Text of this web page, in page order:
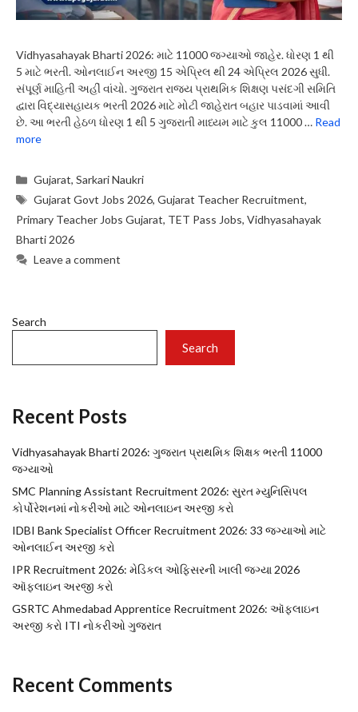
Vidhyasahayak Bharti 2026: માટે 11000 જગ્યાઓ જાહેર. ધોરણ 1 થી
5 માટે ભરતી. ઓનલાઈન અરજી 15 એપ્રિલ થી 24 એપ્રિલ 2026 સુધી.
સંપૂર્ણ માહિતી અહીં વાંચો. ગુજરાત રાજ્ય પ્રાથમિક શિક્ષણ પસંદગી સમિતિ
દ્વારા વિદ્યાસહાયક ભરતી 2026 માટે મોટી જાહેરાત બહાર પાડવામાં આવી
છે. આ ભરતી હેઠળ ધોરણ 1 થી 5 ગુજરાતી માધ્યમ માટે કુલ 11000 … Read
more
Categories
Gujarat,Sarkari Naukri
Tags
Gujarat Govt Jobs 2026,Gujarat Teacher Recruitment,
Primary Teacher Jobs Gujarat, TET Pass Jobs, Vidhyasahayak
Bharti 2026
Leave a comment
Search
Search
Recent Posts
Vidhyasahayak Bharti 2026: ગુજરાત પ્રાથમિક શિક્ષક ભરતી 11000
જગ્યાઓ
SMC Planning Assistant Recruitment 2026: સુરત મ્યુનિસિપલ
કોર્પોરેશનમાં નોકરીઓ માટે ઓનલાઇન અરજી કરો
IDBI Bank Specialist Officer Recruitment 2026: 33 જગ્યાઓ માટે
ઓનલાઈન અરજી કરો
IPR Recruitment 2026: મેડિકલ ઓફિસરની ખાલી જગ્યા 2026
ઑફલાઇન અરજી કરો
GSRTC Ahmedabad Apprentice Recruitment 2026: ઑફલાઇન
અરજી કરો ITI નોકરીઓ ગુજરાત
Recent Comments